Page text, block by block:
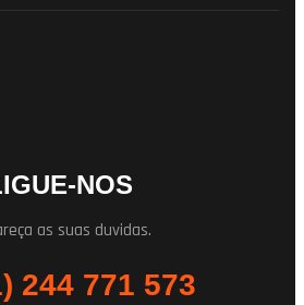
NOS
as suas duvidas.
244 771 573